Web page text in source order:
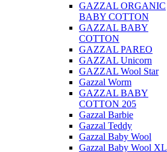
GAZZAL ORGANIC
BABY COTTON
GAZZAL BABY
COTTON
GAZZAL PAREO
GAZZAL Unicorn
GAZZAL Wool Star
Gazzal Worm
GAZZAL BABY
COTTON 205
Gazzal Barbie
Gazzal Teddy
Gazzal Baby Wool
Gazzal Baby Wool XL